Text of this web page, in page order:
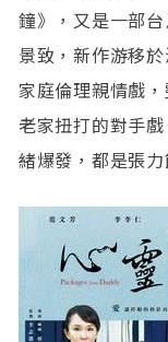
鐘》，又是一部
景致，新作游移
家庭倫理親情戲
老家扭打的對手
緒爆發，都是張